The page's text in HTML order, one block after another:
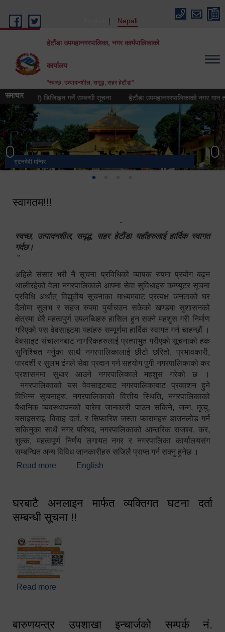
Nepali
हेटौंडा उपमहानगरपालिका, नगर कार्यपालिकाको
कार्यालय
"स्वच्छ, उत्पादनशील, समृद्ध, सहर हेटौंडा"
समाचार
(लोगो) डिजिाइन गर्ने सम्बन्धी सूचना हेटौंडा उपमहानगरपालिकाको नगर गान तयार
भुटनदेवी मन्दिर
स्मारक
हेटौंडा उपमहानगरपालिका नगर कार्यपालिकाको कार्यालय
मनकामना डाँडाबाट देखिएको दृश्य
स्वागतम!!!
"
स्वच्छ, उत्पादनशील, समृद्ध, सहर हेटौंडा यहाँहरुलाई हार्दिक स्वागत
गर्दछ।
"
अहिले संसार भरी नै सूचना प्रविधिको व्यापक रुपमा प्रयोग बढ्न
थालीरहेको वेला नगरपालिकाले आफ्ना सेवा सुविधाहरु कम्प्यूटर सूचना
प्रविधि अर्थात् विद्युतीय सूचनाका माध्यमबाट प्रत्यक्ष जनताको घर
दैलोमा सुलभ र सहज रुपमा पुर्याचउन सकेको खण्डमा सुशासनको
क्षेत्रमा धेरै महत्वपुर्ण उपलब्धिहरु हासिल हुन सक्ने महशुस गरी निर्माण
गरिएको यस वेवसाइटमा यहांहरु सम्पूर्णमा हार्दिक स्वागत गर्न चाहन्छौं ।
वेवसाइट संचालनबाट नागरिकहरुलाई प्रत्याभुत गरीएको सूचनाको हक
सुनिश्चित गर्नुका साथै नगरपालिकालाई छीटो छरितो, प्रभावकारी,
पारदर्शी र सुलभ ढंगले सेवा प्रदान गर्न सहयोग पुगी नगरपालिकाको कर
प्रशासनमा सुधार आउने नगरपालिकाले महशुस गरेको छ ।
नगरपालिकाको यस वेवसाइटबाट नगरपालिकाबाट प्रकाशन हुने
विभिन्न सूचनाहरु, नगरपालिकाको वित्तीय स्थिति, नगरपालिकाको
बैधानिक व्यवस्थापनको बारेमा जानकारी पाउन सकिने, जन्म, मृत्यु,
बसाइसराइ, विवाह दर्ता, र सिफारिश जस्ता फारामहरु डाउनलोड गर्न
सकिनुका साथै नगर परिषद, नगरपालिकाको आन्तरिक राजश्व, कर,
शुल्क, महत्वपूर्ण निर्णय लगायत नगर र नगरपालिका कार्यालयसंग
सम्बन्धित अन्य विविध जानकारीहरु सजिलै प्राप्त गर्न सक्नु हुनेछ ।
Read more about स्वागतम!!!
English
घरबाटै अनलाइन मार्फत व्यक्तिगत घटना दर्ता
सम्बन्धी सूचना !!
Read more
बारुणयन्त्र उपशाखा इन्चार्जको सम्पर्क नं.